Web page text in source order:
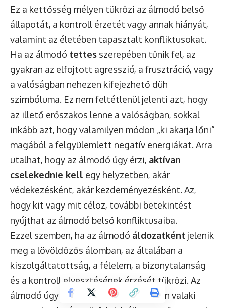
Ez a kettősség mélyen tükrözi az álmodó belső
állapotát, a kontroll érzetét vagy annak hiányát,
valamint az életében tapasztalt konfliktusokat.
Ha az álmodó tettes szerepében tűnik fel, az
gyakran az elfojtott agresszió, a frusztráció, vagy
a valóságban nehezen kifejezhető düh
szimbóluma. Ez nem feltétlenül jelenti azt, hogy
az illető erőszakos lenne a valóságban, sokkal
inkább azt, hogy valamilyen módon „ki akarja lőni”
magából a felgyülemlett negatív energiákat. Arra
utalhat, hogy az álmodó úgy érzi, aktívan
cselekednie kell egy helyzetben, akár
védekezésként, akár kezdeményezésként. Az,
hogy kit vagy mit céloz, további betekintést
nyújthat az álmodó belső konfliktusaiba.
Ezzel szemben, ha az álmodó áldozatként jelenik
meg a lövöldözős álomban, az általában a
kiszolgáltatottság, a félelem, a bizonytalanság
és a kontroll elvesztésének érzését tükrözi. Az
álmodó úgy érezheti, hogy az életében valaki